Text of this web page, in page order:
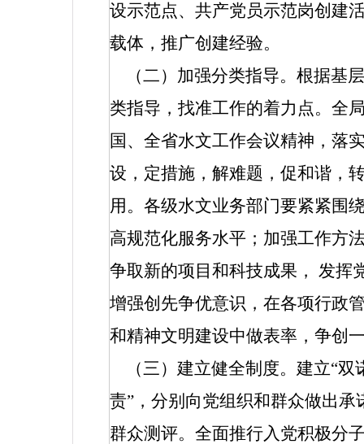
设示范点、共产党员示范岗创建
载体，推广创建经验。
（二）加强分类指导。根据基
类指导，找准工作的着力点。全
国、全省水文工作会议精神，落
设，定措施，解难题，促和谐，
用。各级水文业务部门要紧紧围
高规范化服务水平；加强工作方
争取新的项目和科技成果， 发挥
增强创先争优意识，在各项行政
和精神文明建设中做表率，争创
（三）建立健全制度。建立“
责”，分别向党组织和群众做出
群众测评。全面推行入党积极分